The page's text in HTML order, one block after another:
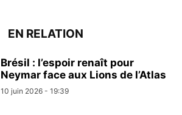
EN RELATION
Brésil : l’espoir renaît pour
Neymar face aux Lions de l’Atlas
10 juin 2026 - 19:39